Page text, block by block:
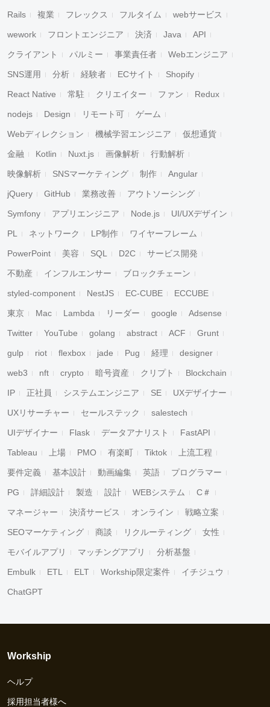
Rails 複業 フレックス フルタイム webサービス
wework フロントエンジニア 決済 Java API
クライアント パルミー 事業責任者 Webエンジニア
SNS運用 分析 経験者 ECサイト Shopify
React Native 常駐 クリエイター ファン Redux
nodejs Design リモート可 ゲーム
Webディレクション 機械学習エンジニア 仮想通貨
金融 Kotlin Nuxt.js 画像解析 行動解析
映像解析 SNSマーケティング 制作 Angular
jQuery GitHub 業務改善 アウトソーシング
Symfony アプリエンジニア Node.js UI/UXデザイン
PL ネットワーク LP制作 ワイヤーフレーム
PowerPoint 美容 SQL D2C サービス開発
不動産 インフルエンサー ブロックチェーン
styled-component NestJS EC-CUBE ECCUBE
東京 Mac Lambda リーダー google Adsense
Twitter YouTube golang abstract ACF Grunt
gulp riot flexbox jade Pug 経理 designer
web3 nft crypto 暗号資産 クリプト Blockchain
IP 正社員 システムエンジニア SE UXデザイナー
UXリサーチャー セールステック salestech
UIデザイナー Flask データアナリスト FastAPI
Tableau 上場 PMO 有楽町 Tiktok 上流工程
要件定義 基本設計 動画編集 英語 プログラマー
PG 詳細設計 製造 設計 WEBシステム C＃
マネージャー 決済サービス オンライン 戦略立案
SEOマーケティング 商談 リクルーティング 女性
モバイルアプリ マッチングアプリ 分析基盤
Embulk ETL ELT Workship限定案件 イチジュウ
ChatGPT
Workship
ヘルプ
採用担当者様へ